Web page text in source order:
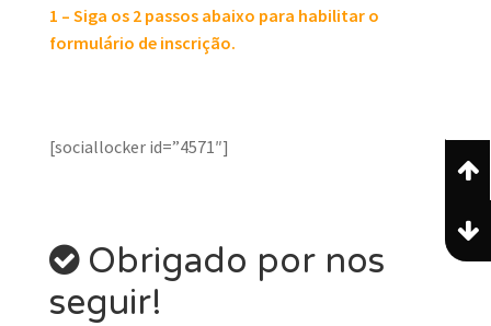
1 – Siga os 2 passos abaixo para habilitar o
formulário de inscrição.
[sociallocker id=”4571″]
Obrigado por nos
seguir!